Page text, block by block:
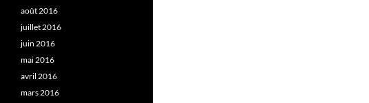
août 2016
juillet 2016
juin 2016
mai 2016
avril 2016
mars 2016